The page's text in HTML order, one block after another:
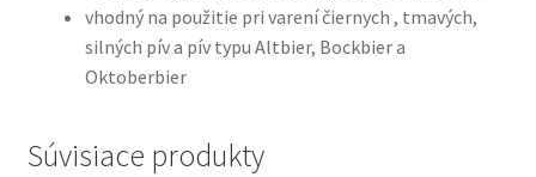
vhodný na použitie pri varení čiernych , tmavých,
silných pív a pív typu Altbier, Bockbier a
Oktoberbier
Súvisiace produkty